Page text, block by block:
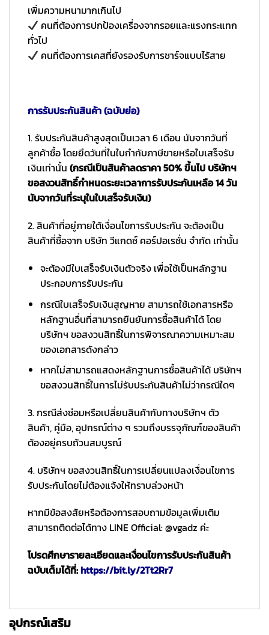
เพิ่มความหนามากเกินไป
คนที่ต้องการปกป้องเครื่องจากรอยและแรงกระแทก
ทั่วไป
คนที่ต้องการเคสที่ยังรองรับการชาร์จแบบไร้สาย
การรับประกันสินค้า (ฉบับย่อ)
1. รับประกันสินค้าสูงสุดเป็นเวลา 6 เดือน นับจากวันที่
ลูกค้าซื้อ โดยยึดวันที่ในใบกำกับภาษีขายหรือใบเสร็จรับ
เงินเท่านั้น (กรณีเป็นสินค้าลดราคา 50% ขึ้นไป บริษัทฯ
ขอสงวนสิทธิ์กำหนดระยะเวลาการรับประกันเหลือ 14 วัน
นับจากวันที่ระบุในใบเสร็จรับเงิน)
2. สินค้าที่อยู่ภายใต้เงื่อนไขการรับประกัน จะต้องเป็น
สินค้าที่ซื้อจาก บริษัท วีแกดซ์ คอร์ปอเรชั่น จำกัด เท่านั้น
จะต้องมีใบเสร็จรับเงินตัวจริง เพื่อใช้เป็นหลักฐาน
ประกอบการรับประกัน
กรณีใบเสร็จรับเงินสูญหาย สามารถใช้เอกสารหรือ
หลักฐานอื่นที่สามารถยืนยันการซื้อสินค้าได้ โดย
บริษัทฯ ขอสงวนสิทธิ์ในการพิจารณาความเหมาะสม
ของเอกสารดังกล่าว
หากไม่สามารถแสดงหลักฐานการซื้อสินค้าได้ บริษัทฯ
ขอสงวนสิทธิ์ในการไม่รับประกันสินค้าไม่ว่ากรณีใดๆ
3. กรณีส่งซ่อมหรือเปลี่ยนสินค้ากับทางบริษัทฯ ตัว
สินค้า, คู่มือ, อุปกรณ์ต่าง ๆ รวมถึงบรรจุภัณฑ์ของสินค้า
ต้องอยู่ครบถ้วนสมบูรณ์
4. บริษัทฯ ขอสงวนสิทธิ์ในการเปลี่ยนแปลงเงื่อนไขการ
รับประกันโดยไม่ต้องแจ้งให้ทราบล่วงหน้า
หากมีข้อสงสัยหรือต้องการสอบถามข้อมูลเพิ่มเติม
สามารถติดต่อได้ทาง LINE Official: @vgadz ค่ะ
โปรดศึกษารายละเอียดและเงื่อนไขการรับประกันสินค้า
ฉบับเต็มได้ที่:https://bit.ly/2Tt2Rr7
อุปกรณ์เสริม